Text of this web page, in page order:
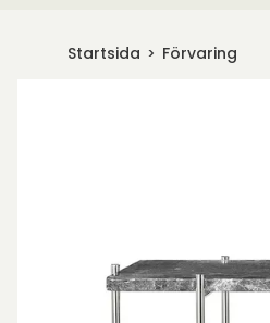
Startsida Förvaring